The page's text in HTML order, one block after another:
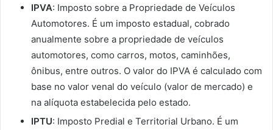
IPVA: Imposto sobre a Propriedade de Veículos
Automotores. É um imposto estadual, cobrado
anualmente sobre a propriedade de veículos
automotores, como carros, motos, caminhões,
ônibus, entre outros. O valor do IPVA é calculado com
base no valor venal do veículo (valor de mercado) e
na alíquota estabelecida pelo estado.
IPTU: Imposto Predial e Territorial Urbano. É um